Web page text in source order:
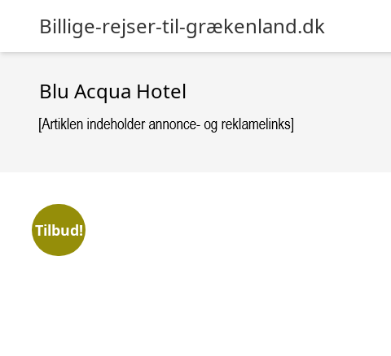
Billige-rejser-til-grækenland.dk
Blu Acqua Hotel
Tilbud!